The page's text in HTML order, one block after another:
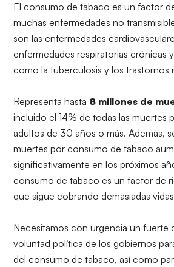
El consumo de tabaco es un factor
muchas enfermedades no
son las enfermedades
enfermedades respiratorias crónicas
como la tuberculosis y los trastornos
Representa hasta 8 millones de
incluido el 14% de todas las muertes
adultos de 30 años o más. Además,
muertes por consumo de tabaco
significativamente en los próximos
consumo de tabaco es un factor de
que sigue cobrando demasiadas
Necesitamos con urgencia un fuerte
voluntad política de los gobiernos
del consumo de tabaco, así como